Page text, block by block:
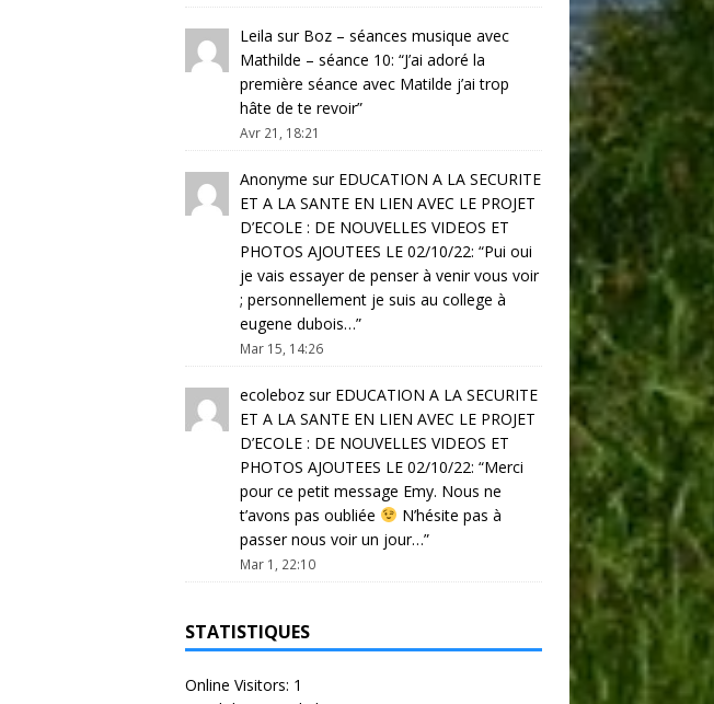
Leila sur Boz – séances musique avec
Mathilde – séance 10: “J’ai adoré la
première séance avec Matilde j’ai trop
hâte de te revoir”
Avr 21, 18:21
Anonyme sur EDUCATION A LA SECURITE
ET A LA SANTE EN LIEN AVEC LE PROJET
D’ECOLE : DE NOUVELLES VIDEOS ET
PHOTOS AJOUTEES LE 02/10/22: “Pui oui
je vais essayer de penser à venir vous voir
; personnellement je suis au college à
eugene dubois…”
Mar 15, 14:26
ecolebozsur EDUCATION A LA SECURITE
ET A LA SANTE EN LIEN AVEC LE PROJET
D’ECOLE : DE NOUVELLES VIDEOS ET
PHOTOS AJOUTEES LE 02/10/22: “Merci
pour ce petit message Emy. Nous ne
t’avons pas oubliée
N’hésite pas à
passer nous voir un jour…”
Mar 1, 22:10
STATISTIQUES
Online Visitors: 1